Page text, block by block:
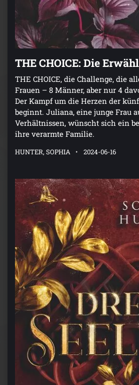
THE CHOICE: Die
THE CHOICE, die Challenge, die
Frauen – 8 Männer, aber nur 4
Der Kampf um die Herzen der
beginnt. Juliana, eine junge Frau
Verhältnissen, wünscht sich ein
ihre verarmte Familie.
HUNTER, SOPHIA 2024-06-16